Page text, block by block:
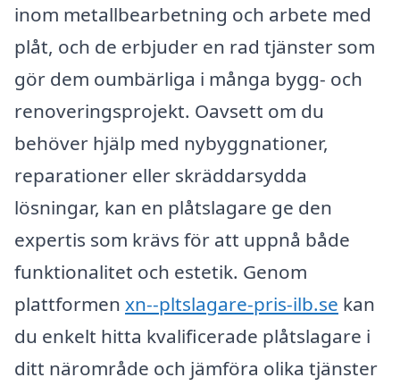
inom metallbearbetning och arbete med
plåt, och de erbjuder en rad tjänster som
gör dem oumbärliga i många bygg- och
renoveringsprojekt. Oavsett om du
behöver hjälp med nybyggnationer,
reparationer eller skräddarsydda
lösningar, kan en plåtslagare ge den
expertis som krävs för att uppnå både
funktionalitet och estetik. Genom
plattformen xn--pltslagare-pris-ilb.se kan
du enkelt hitta kvalificerade plåtslagare i
ditt närområde och jämföra olika tjänster